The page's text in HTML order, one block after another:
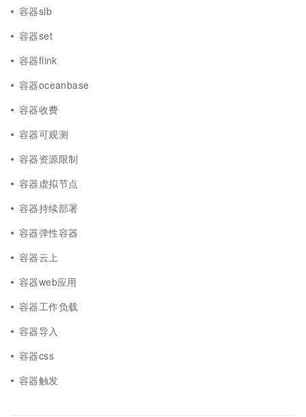
容器slb
容器set
容器flink
容器oceanbase
容器收费
容器可观测
容器资源限制
容器虚拟节点
容器持续部署
容器弹性容器
容器云上
容器web应用
容器工作负载
容器导入
容器css
容器触发